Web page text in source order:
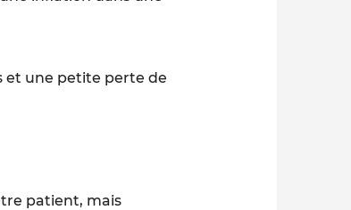
et une petite perte de
patient, mais